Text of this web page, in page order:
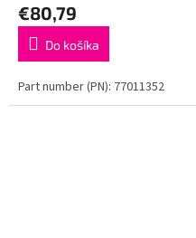
€80,79
Do košíka
Part number (PN): 77011352